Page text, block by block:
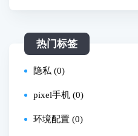
员Bitget卡订
热门标签
隐私 (0)
pixel手机 (0)
环境配置 (0)